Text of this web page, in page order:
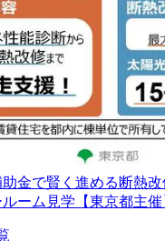
金で賢く進める断熱
ーム見学【東京都主催